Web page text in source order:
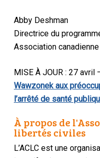
Abby Deshman
Directrice du
Association
MISE À JOUR : 27 avril
Wawzonek aux
l’arrêté de santé
À propos de
libertés civiles
L’ACLC est une